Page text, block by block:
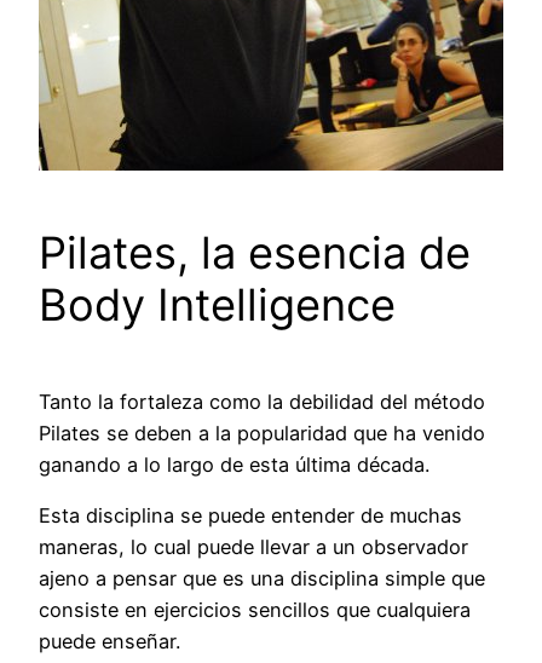
Pilates, la esencia de
Body Intelligence
Tanto la fortaleza como la debilidad del método
Pilates se deben a la popularidad que ha venido
ganando a lo largo de esta última década.
Esta disciplina se puede entender de muchas
maneras, lo cual puede llevar a un observador
ajeno a pensar que es una disciplina simple que
consiste en ejercicios sencillos que cualquiera
puede enseñar.